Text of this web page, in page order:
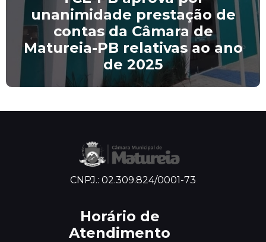
Matureia publica Edital nº
02/2026 com nova
convocação de aprovados no
Concurso Público
CNPJ.: 02.309.824/0001-73
Horário de
Atendimento